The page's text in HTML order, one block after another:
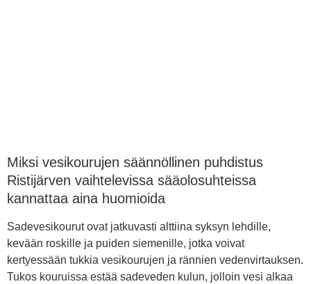
Miksi vesikourujen säännöllinen puhdistus
Ristijärven vaihtelevissa sääolosuhteissa
kannattaa aina huomioida
Sadevesikourut ovat jatkuvasti alttiina syksyn lehdille,
kevään roskille ja puiden siemenille, jotka voivat
kertyessään tukkia vesikourujen ja rännien vedenvirtauksen.
Tukos kouruissa estää sadeveden kulun, jolloin vesi alkaa